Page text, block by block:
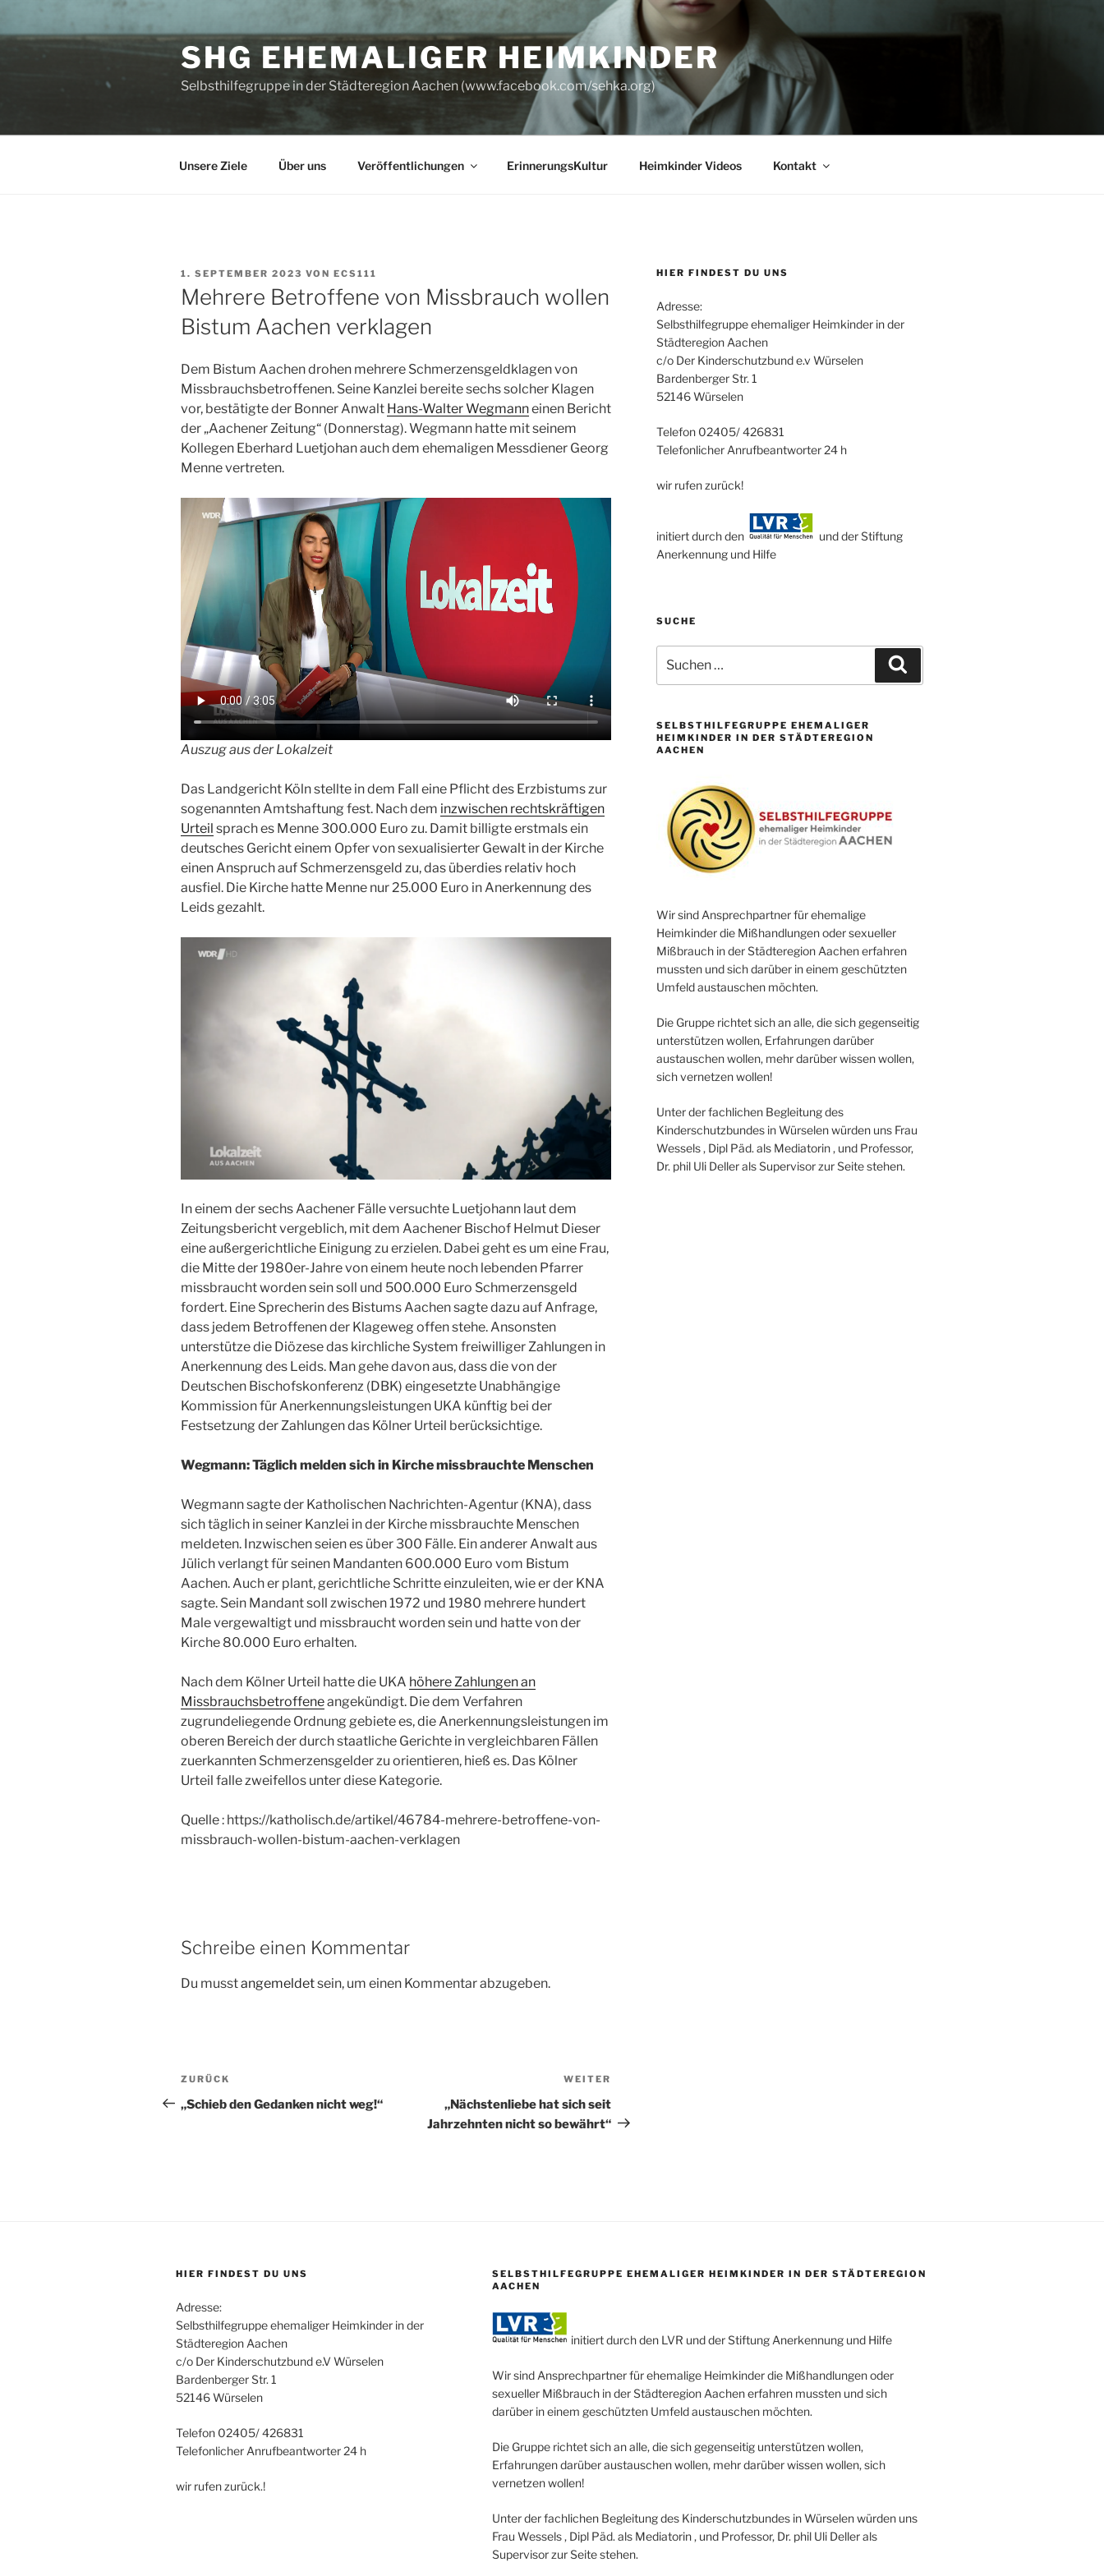
SHG EHEMALIGER HEIMKINDER
Selbsthilfegruppe in der Städteregion Aachen (www.facebook.com/sehka.org)
Unsere Ziele Über uns Veröffentlichungen ErinnerungsKultur Heimkinder Videos Kontakt
VERÖFFENTLICHT
AM
1. SEPTEMBER 2023 VON ECS111
Mehrere Betroffene von Missbrauch wollen
Bistum Aachen verklagen
Dem Bistum Aachen drohen mehrere Schmerzensgeldklagen von
Missbrauchsbetroffenen. Seine Kanzlei bereite sechs solcher Klagen
vor, bestätigte der Bonner Anwalt Hans-Walter Wegmanneinen Bericht
der „Aachener Zeitung“ (Donnerstag). Wegmann hatte mit seinem
Kollegen Eberhard Luetjohan auch dem ehemaligen Messdiener Georg
Menne vertreten.
Auszug aus der Lokalzeit
Das Landgericht Köln stellte in dem Fall eine Pflicht des Erzbistums zur
sogenannten Amtshaftung fest. Nach dem inzwischen rechtskräftigen
Urteil sprach es Menne 300.000 Euro zu. Damit billigte erstmals ein
deutsches Gericht einem Opfer von sexualisierter Gewalt in der Kirche
einen Anspruch auf Schmerzensgeld zu, das überdies relativ hoch
ausfiel. Die Kirche hatte Menne nur 25.000 Euro in Anerkennung des
Leids gezahlt.
In einem der sechs Aachener Fälle versuchte Luetjohann laut dem
Zeitungsbericht vergeblich, mit dem Aachener Bischof Helmut Dieser
eine außergerichtliche Einigung zu erzielen. Dabei geht es um eine Frau,
die Mitte der 1980er-Jahre von einem heute noch lebenden Pfarrer
missbraucht worden sein soll und 500.000 Euro Schmerzensgeld
fordert. Eine Sprecherin des Bistums Aachen sagte dazu auf Anfrage,
dass jedem Betroffenen der Klageweg offen stehe. Ansonsten
unterstütze die Diözese das kirchliche System freiwilliger Zahlungen in
Anerkennung des Leids. Man gehe davon aus, dass die von der
Deutschen Bischofskonferenz (DBK) eingesetzte Unabhängige
Kommission für Anerkennungsleistungen UKA künftig bei der
Festsetzung der Zahlungen das Kölner Urteil berücksichtige.
Wegmann: Täglich melden sich in Kirche missbrauchte Menschen
Wegmann sagte der Katholischen Nachrichten-Agentur (KNA), dass
sich täglich in seiner Kanzlei in der Kirche missbrauchte Menschen
meldeten. Inzwischen seien es über 300 Fälle. Ein anderer Anwalt aus
Jülich verlangt für seinen Mandanten 600.000 Euro vom Bistum
Aachen. Auch er plant, gerichtliche Schritte einzuleiten, wie er der KNA
sagte. Sein Mandant soll zwischen 1972 und 1980 mehrere hundert
Male vergewaltigt und missbraucht worden sein und hatte von der
Kirche 80.000 Euro erhalten.
Nach dem Kölner Urteil hatte die UKA höhere Zahlungen an
Missbrauchsbetroffeneangekündigt. Die dem Verfahren
zugrundeliegende Ordnung gebiete es, die Anerkennungsleistungen im
oberen Bereich der durch staatliche Gerichte in vergleichbaren Fällen
zuerkannten Schmerzensgelder zu orientieren, hieß es. Das Kölner
Urteil falle zweifellos unter diese Kategorie.
Quelle : https://katholisch.de/artikel/46784-mehrere-betroffene-von-
missbrauch-wollen-bistum-aachen-verklagen
Schreibe einen Kommentar
Du musstangemeldetsein, um einen Kommentar abzugeben.
Beitragsnavigation
Vorheriger
Beitrag
ZURÜCK
„Schieb den Gedanken nicht weg!“
Beitrag
WEITER
„Nächstenliebe hat sich seit
Jahrzehnten nicht so bewährt“
HIER FINDEST DU UNS
Adresse:
Selbsthilfegruppe ehemaliger Heimkinder in der
Städteregion Aachen
c/o Der Kinderschutzbund e.v Würselen
Bardenberger Str. 1
52146 Würselen
Telefon 02405/ 426831
Telefonlicher Anrufbeantworter 24 h
wir rufen zurück!
initiert durch den
und der Stiftung
Anerkennung und Hilfe
SUCHE
nach:
SELBSTHILFEGRUPPE EHEMALIGER
HEIMKINDER IN DER STÄDTEREGION
AACHEN
Wir sind Ansprechpartner für ehemalige
Heimkinder die Mißhandlungen oder sexueller
Mißbrauch in der Städteregion Aachen erfahren
mussten und sich darüber in einem geschützten
Umfeld austauschen möchten.
Die Gruppe richtet sich an alle, die sich gegenseitig
unterstützen wollen, Erfahrungen darüber
austauschen wollen, mehr darüber wissen wollen,
sich vernetzen wollen!
Unter der fachlichen Begleitung des
Kinderschutzbundes in Würselen würden uns Frau
Wessels , Dipl Päd. als Mediatorin , und Professor,
Dr. phil Uli Deller als Supervisor zur Seite stehen.
HIER FINDEST DU UNS
Adresse:
Selbsthilfegruppe ehemaliger Heimkinder in der
Städteregion Aachen
c/o Der Kinderschutzbund e.V Würselen
Bardenberger Str. 1
52146 Würselen
Telefon 02405/ 426831
Telefonlicher Anrufbeantworter 24 h
wir rufen zurück.!
SELBSTHILFEGRUPPE EHEMALIGER HEIMKINDER IN DER STÄDTEREGION
AACHEN
initiert durch den LVR und der Stiftung Anerkennung und Hilfe
Wir sind Ansprechpartner für ehemalige Heimkinder die Mißhandlungen oder
sexueller Mißbrauch in der Städteregion Aachen erfahren mussten und sich
darüber in einem geschützten Umfeld austauschen möchten.
Die Gruppe richtet sich an alle, die sich gegenseitig unterstützen wollen,
Erfahrungen darüber austauschen wollen, mehr darüber wissen wollen, sich
vernetzen wollen!
Unter der fachlichen Begleitung des Kinderschutzbundes in Würselen würden uns
Frau Wessels , Dipl Päd. als Mediatorin , und Professor, Dr. phil Uli Deller als
Supervisor zur Seite stehen.